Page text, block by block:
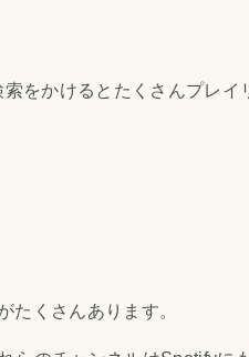
索をかけるとたくさんプレイ
たくさんあります。